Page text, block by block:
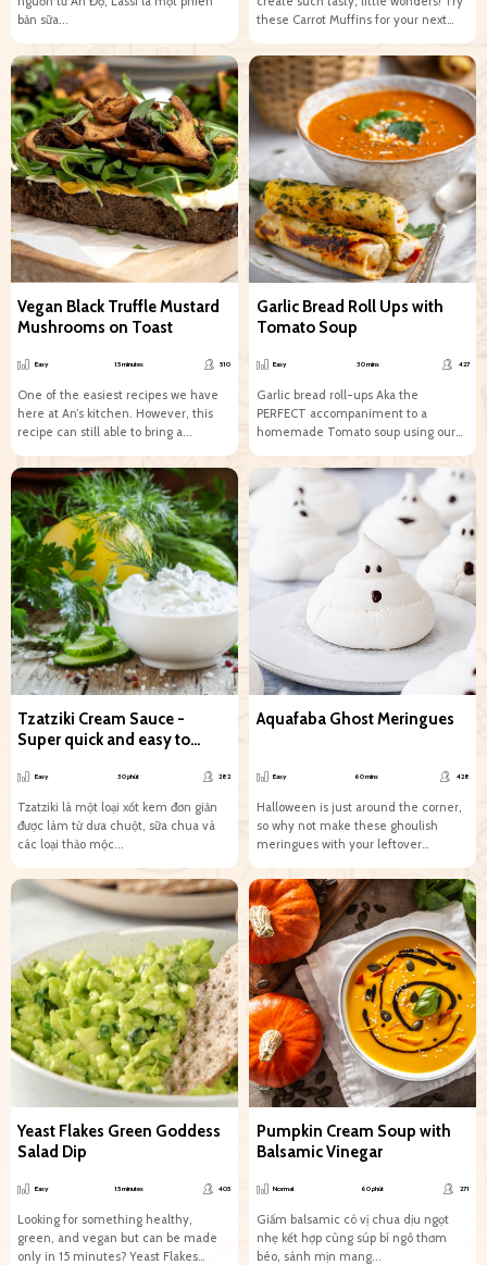
bản sữa...
these Carrot Muffins for your next
Vegan Black Truffle Mustard
Mushrooms on Toast
Easy 15 minutes 510
One of the easiest recipes we have
here at An’s kitchen. However, this
recipe can still able to bring a...
Garlic Bread Roll Ups with
Tomato Soup
Easy 30 mins 427
Garlic bread roll-ups A​​ka the
PERFECT accompaniment to a
homemade Tomato soup using our
bread...
Tzatziki Cream Sauce -
Super quick and easy to
Easy 30 phút 282
Tzatziki là một loại xốt kem đơn giản
được làm từ dưa chuột, sữa chua và
các loại thảo mộc...
Aquafaba Ghost Meringues
Easy 60 mins 428
Halloween is just around the corner,
so why not make these ghoulish
meringues with your leftover
Yeast Flakes Green Goddess
Salad Dip
Easy 15 minutes 405
Looking for something healthy,
green, and vegan but can be made
only in 15 minutes? Yeast Flakes
Pumpkin Cream Soup with
Balsamic Vinegar
Normal 60 phút 271
Giấm balsamic có vị chua dịu ngọt
nhẹ kết hợp cùng súp bí ngô thơm
béo, sánh mịn mang...